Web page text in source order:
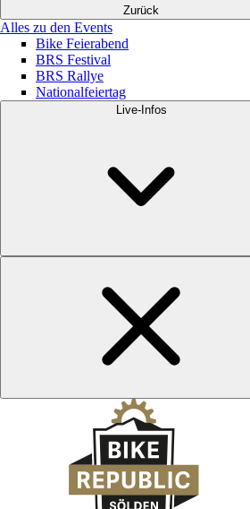
Zurück
Alles zu den Events
Bike Feierabend
BRS Festival
BRS Rallye
Nationalfeiertag
Live-Infos